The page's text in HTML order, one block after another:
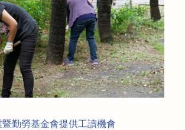
勤勞基金會提供工讀機會